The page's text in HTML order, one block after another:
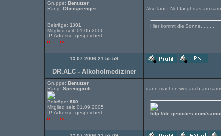
Gruppe: Benutzer
Rang: Obersprenger
Beiträge: 1301
Mitglied seit: 01.05.2006
IP-Adresse: gespeichert
Also laut I-Net fängt das am
Hier kommt die Sonne.........
13.07.2006 21:55:59
DR.ALC - Alkoholmediziner
Gruppe: Benutzer
Rang: Sprengprofi
Beiträge: 559
Mitglied seit: 01.09.2005
IP-Adresse: gespeichert
dann machen wirs auch am
http://de.geocities.com/